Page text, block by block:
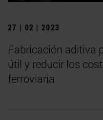
27 | 02 | 2023
Fabricación aditiva
útil y reducir los
ferroviaria